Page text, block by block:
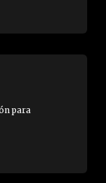
para